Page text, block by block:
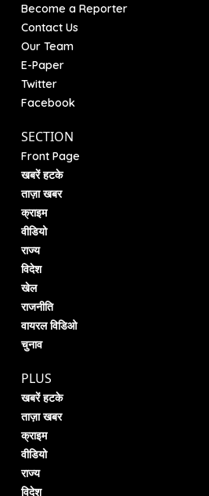
Become a Reporter
Contact Us
Our Team
E-Paper
Twitter
Facebook
SECTION
Front Page
खबरें हटके
ताज़ा खबर
क्राइम
वीडियो
राज्य
विदेश
खेल
राजनीति
वायरल विडिओ
चुनाव
PLUS
खबरें हटके
ताज़ा खबर
क्राइम
वीडियो
राज्य
विदेश